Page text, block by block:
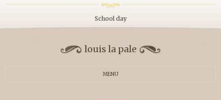
School day
louis la pale
MENU